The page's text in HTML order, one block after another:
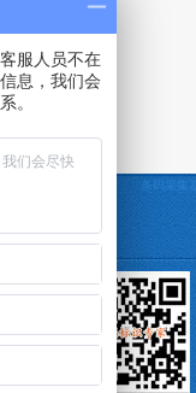
定制 条码采集器
服人员不在
息，我们会
。